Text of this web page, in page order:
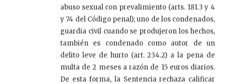
abuso sexual con prevalimiento (arts. 181.3 y 4
y 74 del Código penal); uno de los condenados,
guardia civil cuando se produjeron los hechos,
también es condenado como autor de un
delito leve de hurto (art. 234.2) a la pena de
multa de 2 meses a razón de 15 euros diarios.
De esta forma, la Sentencia rechaza calificar